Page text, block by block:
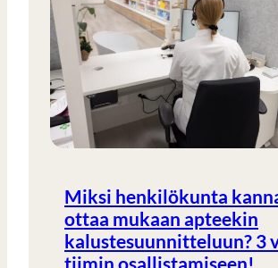
Miksi henkilökunta
ottaa mukaan apteekin
kalustesuunnitteluun? 3